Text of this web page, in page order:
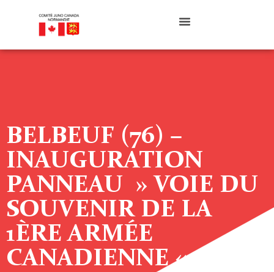
BELBEUF (76) –
INAUGURATION
PANNEAU » VOIE DU
SOUVENIR DE LA
1ÈRE ARMÉE
CANADIENNE «